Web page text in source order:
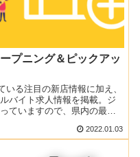
プニング＆ピックアッ
る注目の新店情報に加え、
バイト求人情報を掲載。ジ
ていますので、県内の最新
2022.01.03